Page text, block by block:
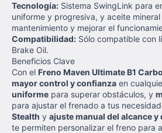
Tecnología: Sistema SwingLink para
uniforme y progresiva, y aceite
mantenimiento y mejorar el
Compatibilidad: Sólo compatible con
Brake Oil.
Beneficios Clave
Con el Freno Maven Ultimate B1
mayor control y confianza en
uniforme para superar obstáculos, y
para ajustar el frenado a tus
Stealth y ajuste manual del alcance
te permiten personalizar el freno para